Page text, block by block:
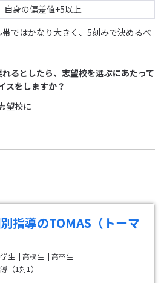
自身の偏差値+5以上
ではかなり大きく、5刻みで決めるべ
るとしたら、志望校を選ぶにあたって
スをしますか？
望校に
指導のTOMAS（トーマ
生 高校生
高卒生
（1対1）